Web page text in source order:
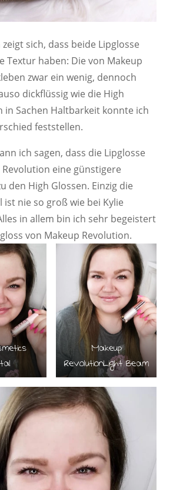
sich, dass beide Lipglosse
Textur haben: Die von Makeup
zwar ein wenig, dennoch
dickflüssig wie die High
in Sachen Haltbarkeit konnte ich
feststellen.
ich sagen, dass die Lipglosse
eine günstigere
den High Glossen. Einzig die
ist nie so groß wie bei Kylie
in allem bin ich sehr begeistert
von Makeup Revolution.
Makeup
RevolutionLight Beam